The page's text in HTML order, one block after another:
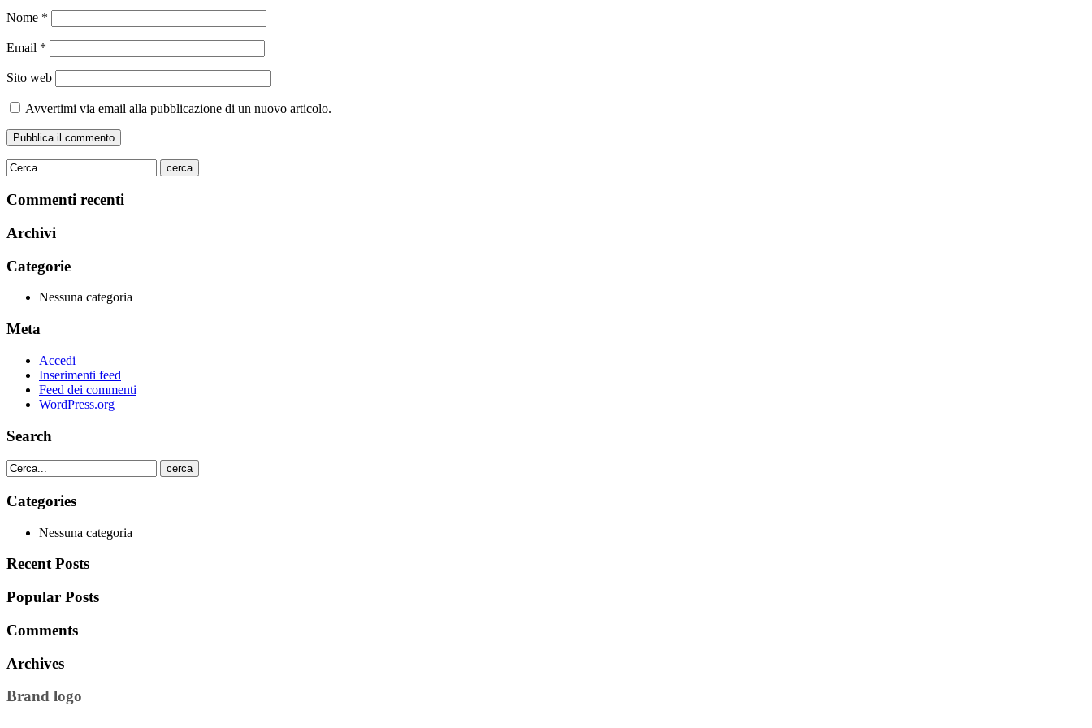
Nome *
Email *
Sito web
Avvertimi via email alla pubblicazione di un nuovo articolo.
cerca
Commenti recenti
Archivi
Categorie
Nessuna categoria
Meta
Accedi
Inserimenti feed
Feed dei commenti
WordPress.org
Search
cerca
Categories
Nessuna categoria
Recent Posts
Popular Posts
Comments
Archives
Brand logo